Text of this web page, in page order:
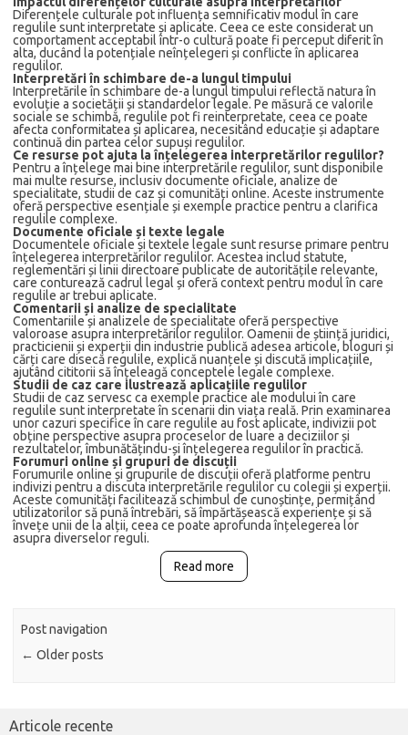
Diferențele culturale pot influența semnificativ modul în care
regulile sunt interpretate și aplicate. Ceea ce este considerat un
comportament acceptabil într-o cultură poate fi perceput diferit în
alta, ducând la potențiale neînțelegeri și conflicte în aplicarea
regulilor.
Interpretări în schimbare de-a lungul timpului
Interpretările în schimbare de-a lungul timpului reflectă natura în
evoluție a societății și standardelor legale. Pe măsură ce valorile
sociale se schimbă, regulile pot fi reinterpretate, ceea ce poate
afecta conformitatea și aplicarea, necesitând educație și adaptare
continuă din partea celor supuși regulilor.
Ce resurse pot ajuta la înțelegerea interpretărilor regulilor?
Pentru a înțelege mai bine interpretările regulilor, sunt disponibile
mai multe resurse, inclusiv documente oficiale, analize de
specialitate, studii de caz și comunități online. Aceste instrumente
oferă perspective esențiale și exemple practice pentru a clarifica
regulile complexe.
Documente oficiale și texte legale
Documentele oficiale și textele legale sunt resurse primare pentru
înțelegerea interpretărilor regulilor. Acestea includ statute,
reglementări și linii directoare publicate de autoritățile relevante,
care conturează cadrul legal și oferă context pentru modul în care
regulile ar trebui aplicate.
Comentarii și analize de specialitate
Comentariile și analizele de specialitate oferă perspective
valoroase asupra interpretărilor regulilor. Oamenii de știință juridici,
practicienii și experții din industrie publică adesea articole, bloguri și
cărți care disecă regulile, explică nuanțele și discută implicațiile,
ajutând cititorii să înțeleagă conceptele legale complexe.
Studii de caz care ilustrează aplicațiile regulilor
Studii de caz servesc ca exemple practice ale modului în care
regulile sunt interpretate în scenarii din viața reală. Prin examinarea
unor cazuri specifice în care regulile au fost aplicate, indivizii pot
obține perspective asupra proceselor de luare a deciziilor și
rezultatelor, îmbunătățindu-și înțelegerea regulilor în practică.
Forumuri online și grupuri de discuții
Forumurile online și grupurile de discuții oferă platforme pentru
indivizi pentru a discuta interpretările regulilor cu colegii și experții.
Aceste comunități facilitează schimbul de cunoștințe, permițând
utilizatorilor să pună întrebări, să împărtășească experiențe și să
învețe unii de la alții, ceea ce poate aprofunda înțelegerea lor
asupra diverselor reguli.
Read more
Post navigation
← Older posts
Articole recente